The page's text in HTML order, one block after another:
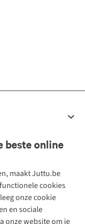
beste online
maakt Juttu.be
cookies
onze cookie
en sociale
onze website om je